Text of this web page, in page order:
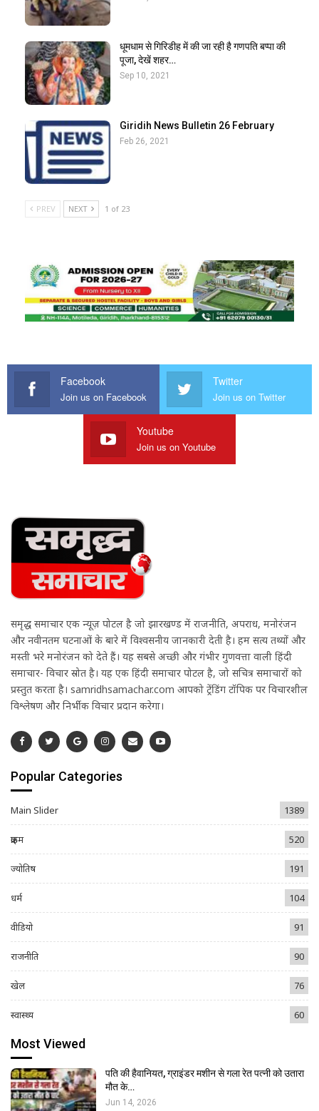
धूमधाम से गिरिडीह में की जा रही है गणपति बप्पा की
पूजा, देखें शहर…
Sep 10, 2021
Giridih News Bulletin 26 February
Feb 26, 2021
PREV NEXT 1 of 23
Facebook
Join us on Facebook
Twitter
Join us on Twitter
Youtube
Join us on Youtube
समृद्ध समाचार एक न्यूज़ पोर्टल है जो झारखण्ड में राजनीति, अपराध, मनोरंजन
और नवीनतम घटनाओं के बारे में विश्वसनीय जानकारी देती है। हम सत्य तथ्यों और
मस्ती भरे मनोरंजन को देते हैं। यह सबसे अच्छी और गंभीर गुणवत्ता वाली हिंदी
समाचार- विचार स्रोत है। यह एक हिंदी समाचार पोर्टल है, जो सचित्र समाचारों को
प्रस्तुत करता है। samridhsamachar.com आपको ट्रेंडिंग टॉपिक पर विचारशील
विश्लेषण और निर्भीक विचार प्रदान करेगा।
Popular Categories
Main Slider 1389
क्राइम 520
ज्योतिष 191
धर्म 104
वीडियो 91
राजनीति 90
खेल 76
स्वास्थ्य 60
Most Viewed
पति की हैवानियत, ग्राइंडर मशीन से गला रेत पत्नी को उतारा
मौत के…
Jun 14, 2026